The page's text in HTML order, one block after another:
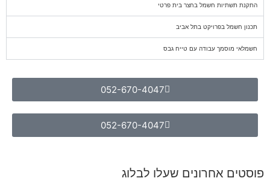
התקנת תשתיות חשמל בחצר בית פרטי
תכנון חשמל בפרויקט בתל אביב
חשמלאי מוסמך עבודה עם טייח גבס
052-670-4047
052-670-4047
פוסטים אחרונים שעלו לבלוג